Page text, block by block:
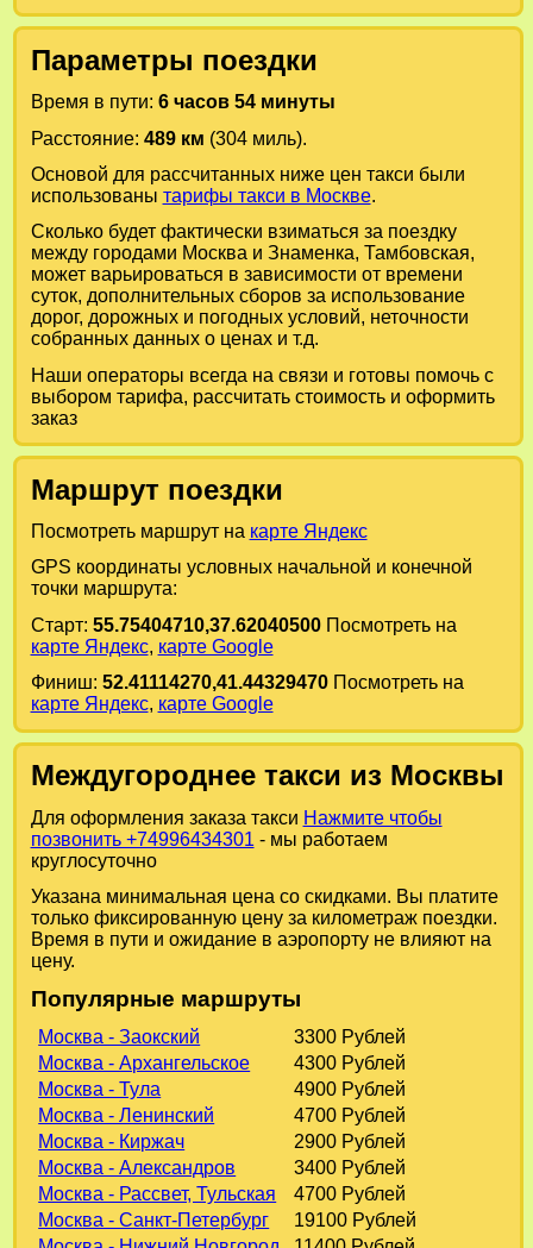
Параметры поездки
Время в пути: 6 часов 54 минуты
Расстояние: 489 км (304 миль).
Основой для рассчитанных ниже цен такси были
использованы тарифы такси в Москве.
Сколько будет фактически взиматься за поездку
между городами Москваи Знаменка, Тамбовская,
может варьироваться в зависимости от времени
суток, дополнительных сборов за использование
дорог, дорожных и погодных условий, неточности
собранных данных о ценах и т.д.
Наши операторы всегда на связи и готовы помочь с
выбором тарифа, рассчитать стоимость и оформить
заказ
Маршрут поездки
Посмотреть маршрут на карте Яндекс
GPS координаты условных начальной и конечной
точки маршрута:
Старт: 55.75404710,37.62040500Посмотреть на
карте Яндекс, карте Google
Финиш: 52.41114270,41.44329470Посмотреть на
карте Яндекс, карте Google
Междугороднее такси из Москвы
Для оформления заказа такси Нажмите чтобы
позвонить +74996434301 - мы работаем
круглосуточно
Указана минимальная цена со скидками. Вы платите
только фиксированную цену за километраж поездки.
Время в пути и ожидание в аэропорту не влияют на
цену.
Популярные маршруты
Москва - Заокский
3300 Рублей
Москва - Архангельское
4300 Рублей
Москва - Тула
4900 Рублей
Москва - Ленинский
4700 Рублей
Москва - Киржач
2900 Рублей
Москва - Александров
3400 Рублей
Москва - Рассвет, Тульская
4700 Рублей
Москва - Санкт-Петербург
19100 Рублей